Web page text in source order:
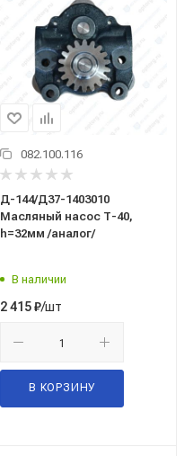
082.100.116
Д-144/Д37-1403010
Масляный насос Т-40,
h=32мм /аналог/
В наличии
2 415₽/шт
В КОРЗИНУ